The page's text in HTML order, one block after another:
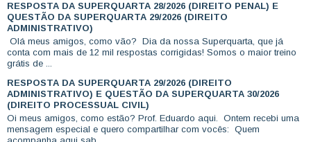
RESPOSTA DA SUPERQUARTA 28/2026 (DIREITO PENAL) E
QUESTÃO DA SUPERQUARTA 29/2026 (DIREITO
ADMINISTRATIVO)
Olá meus amigos, como vão? Dia da nossa Superquarta, que já
conta com mais de 12 mil respostas corrigidas! Somos o maior treino
grátis de ...
RESPOSTA DA SUPERQUARTA 29/2026 (DIREITO
ADMINISTRATIVO) E QUESTÃO DA SUPERQUARTA 30/2026
(DIREITO PROCESSUAL CIVIL)
Oi meus amigos, como estão? Prof. Eduardo aqui. Ontem recebi uma
mensagem especial e quero compartilhar com vocês: Quem